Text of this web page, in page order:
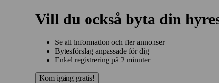
Vill du också byta din
Se all information och fler annonser
Bytesförslag anpassade för dig
Enkel registrering på 2 minuter
Kom igång gratis!